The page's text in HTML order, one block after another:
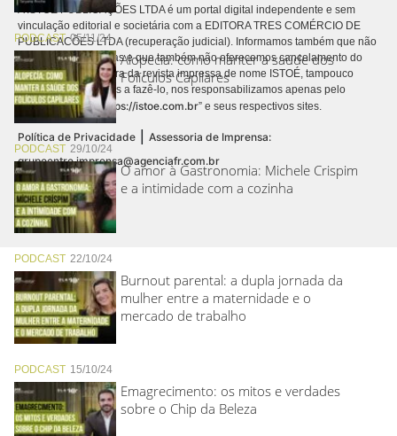
PODCAST05/11/24
Alopecia: como manter a saúde dos
Folículos Capilares
PODCAST 29/10/24
O amor à Gastronomia: Michele Crispim
e a intimidade com a cozinha
PODCAST 22/10/24
Burnout parental: a dupla jornada da
mulher entre a maternidade e o
mercado de trabalho
PODCAST 15/10/24
Emagrecimento: os mitos e verdades
sobre o Chip da Beleza
A ISTOÉ PUBLICAÇÕES LTDA é um portal digital independente e sem
vinculação editorial e societária com a EDITORA TRES COMÉRCIO DE
PUBLICACÕES LTDA (recuperação judicial). Informamos também que não
realizamos cobranças e que também não oferecemos cancelamento do
contrato de assinatura da revista impressa de nome ISTOÉ, tampouco
autorizamos terceiros a fazê-lo, nos responsabilizamos apenas pelo
conteúdo digital “https://istoe.com.br” e seus respectivos sites.
Política de Privacidade | Assessoria de Imprensa:
grupoentre.imprensa@agenciafr.com.br